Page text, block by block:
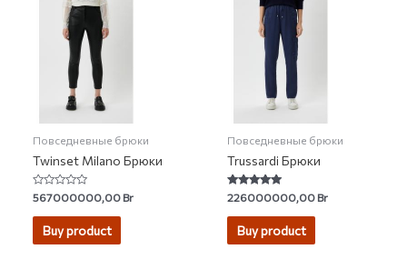
Повседневные брюки
Twinset Milano Брюки
Rated
0
out
567000000,00Br
Buy product
Повседневные брюки
Trussardi Брюки
Rated
5.00
out of 5
226000000,00Br
Buy product